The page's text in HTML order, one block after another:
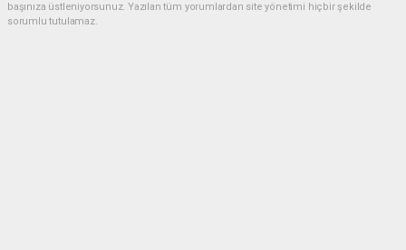
başınıza üstleniyorsunuz. Yazılan tüm yorumlardan site yönetimi hiçbir şekilde
sorumlu tutulamaz.